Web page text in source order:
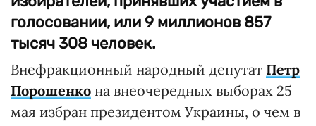
голосовании, или 9 миллионов 857
тысяч 308 человек.
Внефракционный народный депутат Петр
Порошенко на внеочередных выборах 25
мая избран президентом Украины, о чем в